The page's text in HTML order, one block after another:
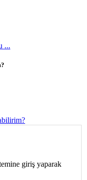
...
giriş yaparak